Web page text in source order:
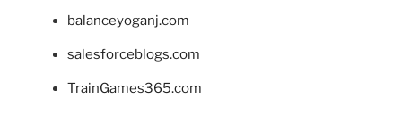
balanceyoganj.com
salesforceblogs.com
TrainGames365.com